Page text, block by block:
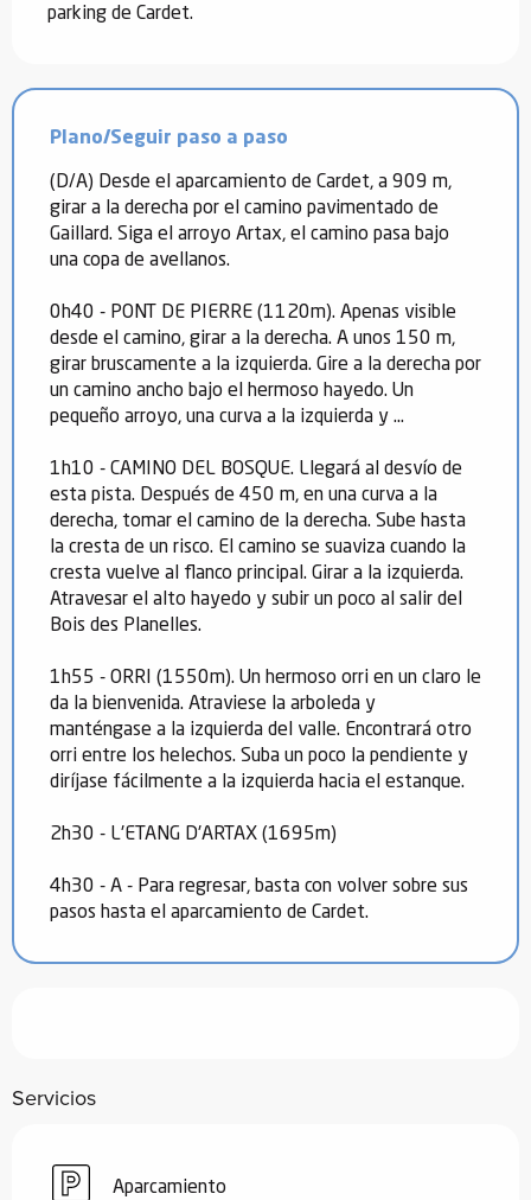
parking de Cardet.
Plano/Seguir paso a paso
(D/A) Desde el aparcamiento de Cardet, a 909 m,
girar a la derecha por el camino pavimentado de
Gaillard. Siga el arroyo Artax, el camino pasa bajo
una copa de avellanos.
0h40 - PONT DE PIERRE (1120m). Apenas visible
desde el camino, girar a la derecha. A unos 150 m,
girar bruscamente a la izquierda. Gire a la derecha por
un camino ancho bajo el hermoso hayedo. Un
pequeño arroyo, una curva a la izquierda y ...
1h10 - CAMINO DEL BOSQUE. Llegará al desvío de
esta pista. Después de 450 m, en una curva a la
derecha, tomar el camino de la derecha. Sube hasta
la cresta de un risco. El camino se suaviza cuando la
cresta vuelve al flanco principal. Girar a la izquierda.
Atravesar el alto hayedo y subir un poco al salir del
Bois des Planelles.
1h55 - ORRI (1550m). Un hermoso orri en un claro le
da la bienvenida. Atraviese la arboleda y
manténgase a la izquierda del valle. Encontrará otro
orri entre los helechos. Suba un poco la pendiente y
diríjase fácilmente a la izquierda hacia el estanque.
2h30 - L'ETANG D'ARTAX (1695m)
4h30 - A - Para regresar, basta con volver sobre sus
pasos hasta el aparcamiento de Cardet.
Servicios
Aparcamiento